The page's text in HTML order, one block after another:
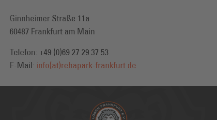
Ginnheimer Straße 11a
60487 Frankfurt am Main
Telefon: +49 (0)69 27 29 37 53
E-Mail: info(at)rehapark-frankfurt.de